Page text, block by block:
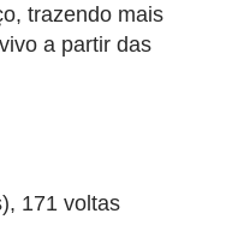
trazendo mais
a partir das
171 voltas